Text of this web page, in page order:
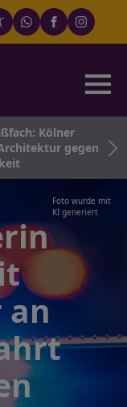
Kölner
gegen
Foto wurde mit
KI generiert
an